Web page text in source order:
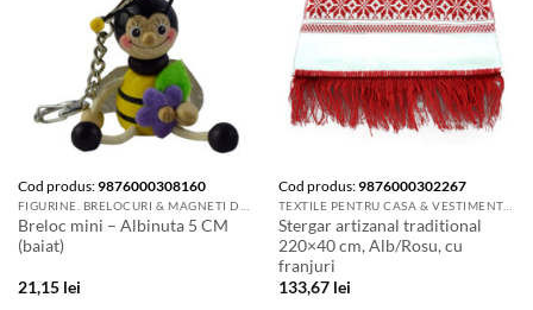
Cod produs:9876000308160
Breloc mini – Albinuta 5 CM
(baiat)
21,15 lei
Cod produs:9876000302267
TEXTILE PENTRU CASA & VESTIMENTATIE ARTIZANALA
Stergar artizanal traditional
220×40 cm, Alb/Rosu, cu
franjuri
133,67 lei